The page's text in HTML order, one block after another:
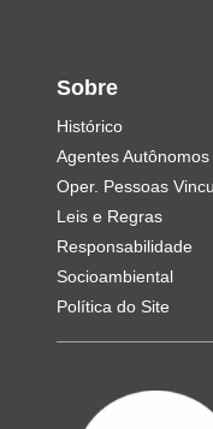
Sobre
Histórico
Agentes Autônomos
Oper. Pessoas
Leis e Regras
Responsabilidade
Socioambiental
Política do Site